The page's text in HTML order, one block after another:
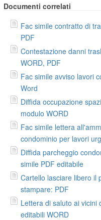
Documenti correlati
Fac simile contratto di
PDF
Contestazione danni
WORD, PDF
Fac simile avviso lavori
Word
Diffida occupazione
modulo WORD
Fac simile lettera
condominio per lavori
Diffida parcheggio
simile PDF editabile
Cartello lasciare libero il
stampare: PDF
Lettera di saluto ai vicini
editabili WORD